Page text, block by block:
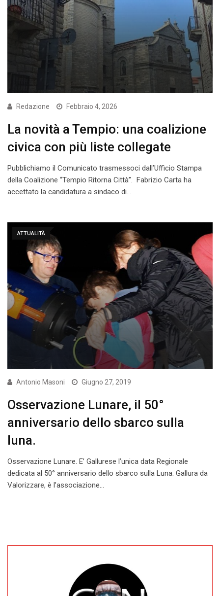
Redazione Febbraio 4, 2026
La novità a Tempio: una coalizione
civica con più liste collegate
Pubblichiamo il Comunicato trasmessoci dall’Ufficio Stampa
della Coalizione “Tempio Ritorna Città”. Fabrizio Carta ha
accettato la candidatura a sindaco di…
ATTUALITÀ
Antonio Masoni Giugno 27, 2019
Osservazione Lunare, il 50°
anniversario dello sbarco sulla
luna.
Osservazione Lunare. E’ Gallurese l’unica data Regionale
dedicata al 50° anniversario dello sbarco sulla Luna. Gallura da
Valorizzare, è l’associazione…